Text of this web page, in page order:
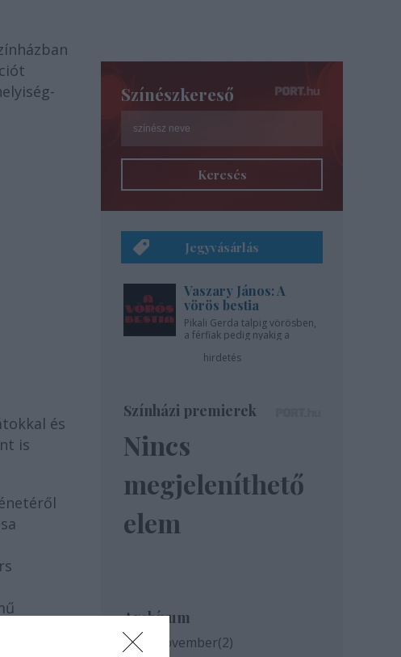
és
is
Színészkereső
Keresés
Jegyvásárlás
Vaszary János: A
vörös bestia
Pikali Gerda talpig vörösben,
a férfiak pedig nyakig a
hirdetés
Színházi premierek
Nincs
megjeleníthető
elem
Archívum
2020 november(2)